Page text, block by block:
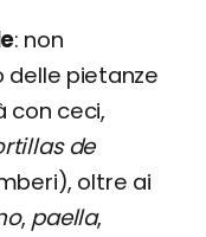
non
delle pietanze
con ceci,
de
oltre ai
, paella,